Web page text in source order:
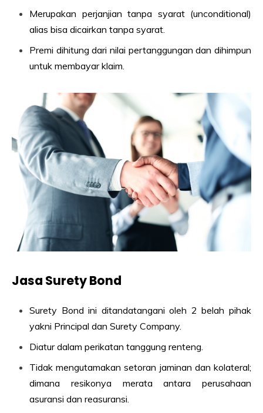
Merupakan perjanjian tanpa syarat (unconditional)
alias bisa dicairkan tanpa syarat.
Premi dihitung dari nilai pertanggungan dan dihimpun
untuk membayar klaim.
Jasa Surety Bond
Surety Bond ini ditandatangani oleh 2 belah pihak
yakni Principal dan Surety Company.
Diatur dalam perikatan tanggung renteng.
Tidak mengutamakan setoran jaminan dan kolateral;
dimana resikonya merata antara perusahaan
asuransi dan reasuransi.